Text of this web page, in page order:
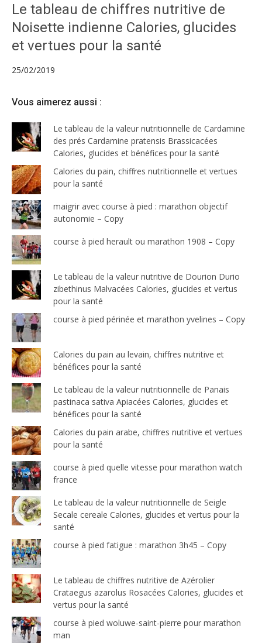
Le tableau de chiffres nutritive de
Noisette indienne Calories, glucides
et vertues pour la santé
25/02/2019
Vous aimerez aussi :
Le tableau de la valeur nutritionnelle de Cardamine
des prés Cardamine pratensis Brassicacées
Calories, glucides et bénéfices pour la santé
Calories du pain, chiffres nutritionnelle et vertues
pour la santé
maigrir avec course à pied : marathon objectif
autonomie – Copy
course à pied herault ou marathon 1908 – Copy
Le tableau de la valeur nutritive de Dourion Durio
zibethinus Malvacées Calories, glucides et vertus
pour la santé
course à pied périnée et marathon yvelines – Copy
Calories du pain au levain, chiffres nutritive et
bénéfices pour la santé
Le tableau de la valeur nutritionnelle de Panais
pastinaca sativa Apiacées Calories, glucides et
bénéfices pour la santé
Calories du pain arabe, chiffres nutritive et vertues
pour la santé
course à pied quelle vitesse pour marathon watch
france
Le tableau de la valeur nutritionnelle de Seigle
Secale cereale Calories, glucides et vertus pour la
santé
course à pied fatigue : marathon 3h45 – Copy
Le tableau de chiffres nutritive de Azérolier
Crataegus azarolus Rosacées Calories, glucides et
vertus pour la santé
course à pied woluwe-saint-pierre pour marathon
man